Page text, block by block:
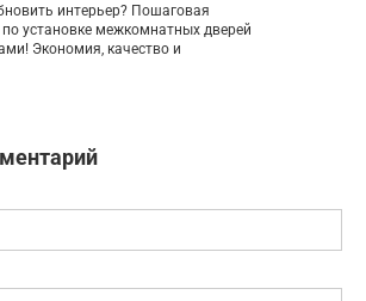
интерьер? Пошаговая
по установке межкомнатных дверей
Экономия, качество и